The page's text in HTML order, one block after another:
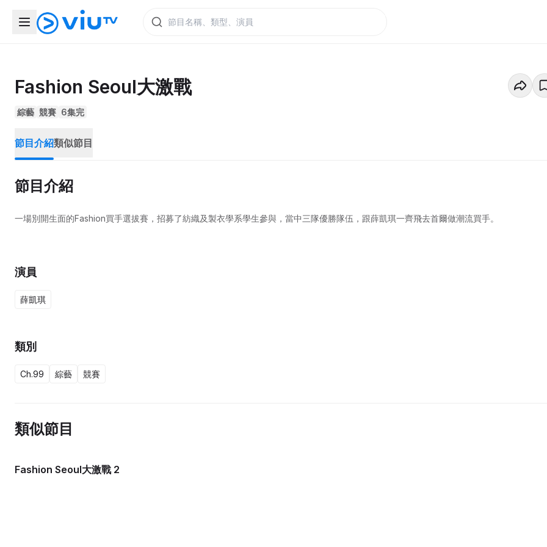
Fashion Seoul大激戰
綜藝 競賽 6集完
節目介紹類似節目
節目介紹
一場別開生面的Fashion買手選拔賽，招募了紡織及製衣學系學生參與，當中三隊優勝隊伍，跟薛凱琪一齊飛去首爾做潮流買手。
演員
薛凱琪
類別
Ch.99 綜藝 競賽
類似節目
Fashion Seoul大激戰 2